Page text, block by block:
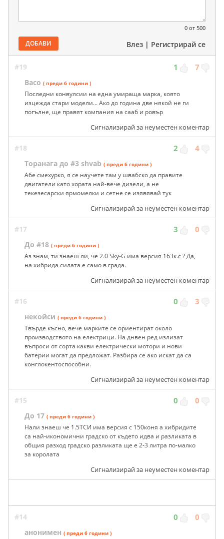
0 от 500
ДОБАВИ Влез | Регистрирай се
#19 1 7
Васо ( преди 6 години )
Последни конвулсии на една умираща марка, която
изцежда стари модели... Ако до година две някой не ги
погълне, ще правят компания на сааб и ровър
Сигнализирай за неуместен коментар
#18 2 4
Торанага до #3 shvab ( преди 6 години )
Абе смехурко, я се научете там у швабско да правите
двигатели като хората най-вече дизели, а не
текезесарски ярмомелки и сетне се изявявай тук
Сигнализирай за неуместен коментар
#17 3 0
До #18 ( преди 6 години )
Аз знам, ти знаеш ли, че 2.0 Sky-G има версия 163к.с ? Да,
на хибрида силата е само в града.
Сигнализирай за неуместен коментар
#16 0 3
некойси ( преди 6 години )
Твърде късно, вече марките се ориентират около
производството на електрици. На днвен ред излизат
въпроси от сорта какви електрически мотори и нови
батерии могат да предложат. Разбира се ако искат да са
конглокентоспособни.
Сигнализирай за неуместен коментар
#15 0 0
До 17 ( преди 6 години )
Нали знаеш че 1.5ТСИ има версия с 150коня а хибридите
са най-икономични градско от където идва и разликата в
общия разход градско разликата ще е 2-3 литра по-малко
за королата
Сигнализирай за неуместен коментар
#14 0 0
анонимен ( преди 6 години )